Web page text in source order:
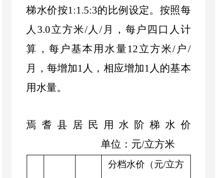
梯水价按1:1.5:3的比例设定。按照每
人 3.0立方米/人/ 月，每户四口人计
算，每户基本用水量 12立方米/ 户/
月，每增加1人，相应增加1人的基本
用水量。
焉耆县居民用水阶梯水价
单位：元/立方米
分档水价 （元/立方